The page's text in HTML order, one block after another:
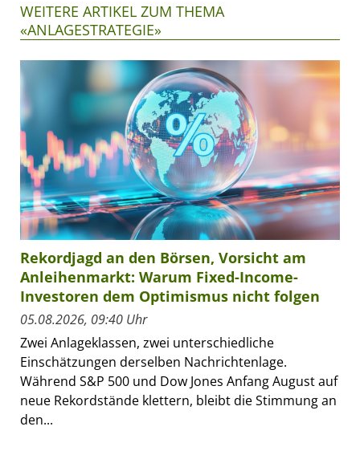
WEITERE ARTIKEL ZUM THEMA
«ANLAGESTRATEGIE»
Rekordjagd an den Börsen, Vorsicht am
Anleihenmarkt: Warum Fixed-Income-
Investoren dem Optimismus nicht folgen
05.08.2026, 09:40 Uhr
Zwei Anlageklassen, zwei unterschiedliche
Einschätzungen derselben Nachrichtenlage.
Während S&P 500 und Dow Jones Anfang August auf
neue Rekordstände klettern, bleibt die Stimmung an
den...